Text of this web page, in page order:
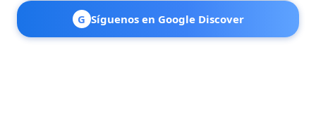
G Síguenos en Google Discover